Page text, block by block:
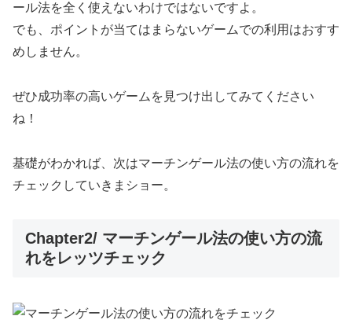
ール法を全く使えないわけではないですよ。
でも、ポイントが当てはまらないゲームでの利用はおすす
めしません。
ぜひ成功率の高いゲームを見つけ出してみてください
ね！
基礎がわかれば、次はマーチンゲール法の使い方の流れを
チェックしていきまショー。
Chapter2/ マーチンゲール法の使い方の流
れをレッツチェック